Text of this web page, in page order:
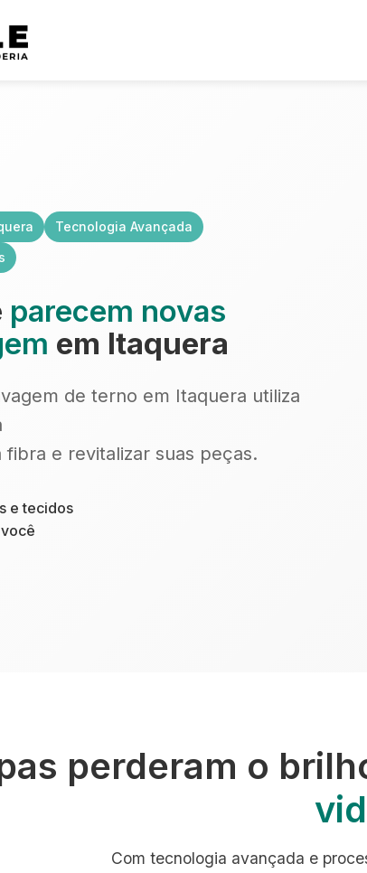
Tecnologia Avançada
parecem novas
em Itaquera
de terno em Itaquera utiliza
fibra e revitalizar suas peças.
e tecidos
perderam o
Com tecnologia avançada e